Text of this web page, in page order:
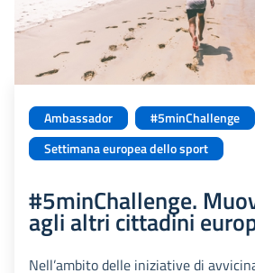
Ambassador
#5minChallenge
Settimana europea dello sport
#5minChallenge.
agli altri cittadini
Nell’ambito delle iniziative di